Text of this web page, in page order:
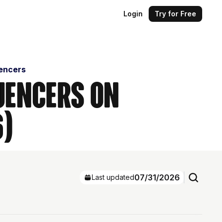
Login Try for Free
on
Last updated07/31/2026